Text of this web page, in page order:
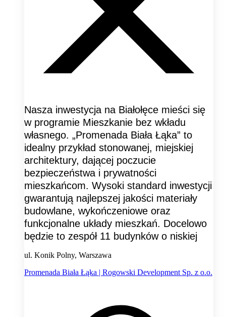
Nasza inwestycja na Białołęce mieści się
w programie Mieszkanie bez wkładu
własnego. „Promenada Biała Łąka” to
idealny przykład stonowanej, miejskiej
architektury, dającej poczucie
bezpieczeństwa i prywatności
mieszkańcom. Wysoki standard inwestycji
gwarantują najlepszej jakości materiały
budowlane, wykończeniowe oraz
funkcjonalne układy mieszkań. Docelowo
będzie to zespół 11 budynków o niskiej
ul. Konik Polny, Warszawa
Promenada Biała Łąka | Rogowski Development Sp. z o.o.